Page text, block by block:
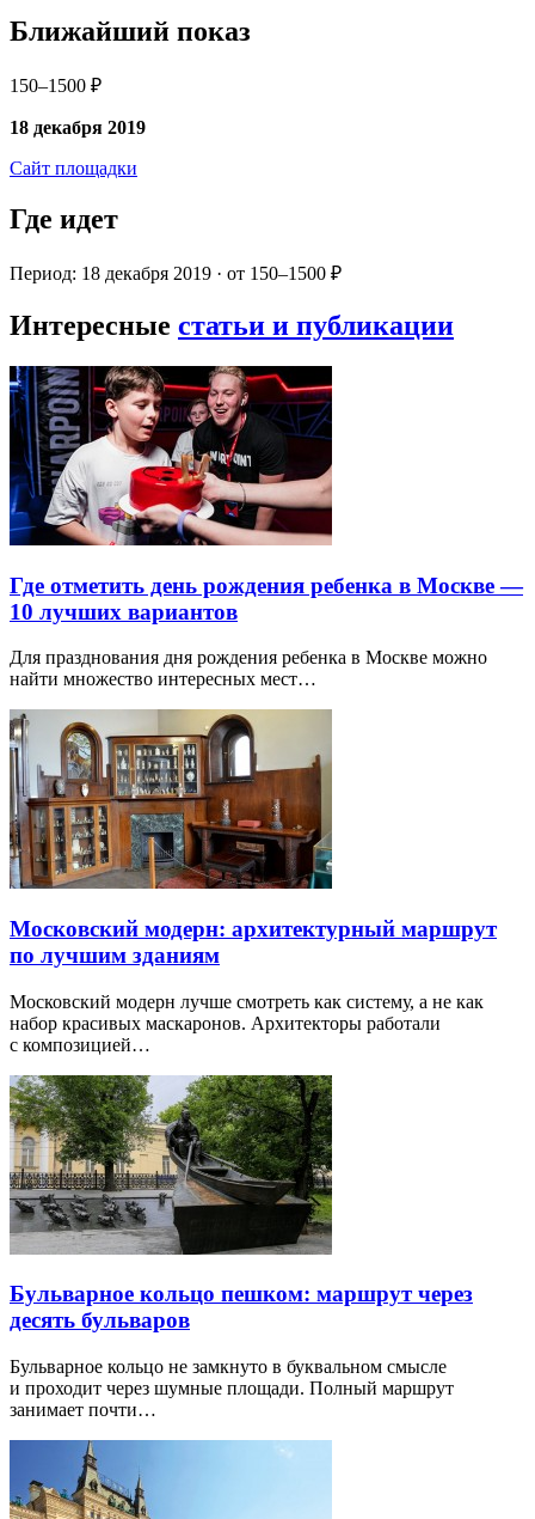
Ближайший показ
150–1500 ₽
18 декабря 2019
Сайт площадки
Где идет
Период: 18 декабря 2019 · от 150–1500 ₽
Интересные статьи и публикации
Где отметить день рождения ребенка в Москве —
10 лучших вариантов
Для празднования дня рождения ребенка в Москве можно
найти множество интересных мест…
Московский модерн: архитектурный маршрут
по лучшим зданиям
Московский модерн лучше смотреть как систему, а не как
набор красивых маскаронов. Архитекторы работали
с композицией…
Бульварное кольцо пешком: маршрут через
десять бульваров
Бульварное кольцо не замкнуто в буквальном смысле
и проходит через шумные площади. Полный маршрут
занимает почти…